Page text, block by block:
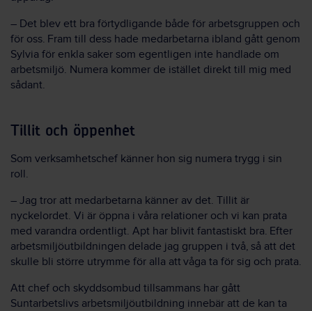
– Det blev ett bra förtydligande både för arbetsgruppen och
för oss. Fram till dess hade medarbetarna ibland gått genom
Sylvia för enkla saker som egentligen inte handlade om
arbetsmiljö. Numera kommer de istället direkt till mig med
sådant.
Tillit och öppenhet
Som verksamhetschef känner hon sig numera trygg i sin
roll.
– Jag tror att medarbetarna känner av det. Tillit är
nyckelordet. Vi är öppna i våra relationer och vi kan prata
med varandra ordentligt. Apt har blivit fantastiskt bra. Efter
arbetsmiljöutbildningen delade jag gruppen i två, så att det
skulle bli större utrymme för alla att våga ta för sig och prata.
Att chef och skyddsombud tillsammans har gått
Suntarbetslivs arbetsmiljöutbildning innebär att de kan ta